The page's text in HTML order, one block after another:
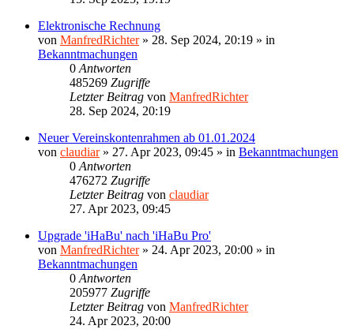
Elektronische Rechnung
von ManfredRichter» 28. Sep 2024, 20:19 » in
Bekanntmachungen
0 Antworten
485269 Zugriffe
Letzter Beitrag von ManfredRichter
28. Sep 2024, 20:19
Neuer Vereinskontenrahmen ab 01.01.2024
von claudiar» 27. Apr 2023, 09:45 » in Bekanntmachungen
0 Antworten
476272 Zugriffe
Letzter Beitrag von claudiar
27. Apr 2023, 09:45
Upgrade 'iHaBu' nach 'iHaBu Pro'
von ManfredRichter» 24. Apr 2023, 20:00 » in
Bekanntmachungen
0 Antworten
205977 Zugriffe
Letzter Beitrag von ManfredRichter
24. Apr 2023, 20:00